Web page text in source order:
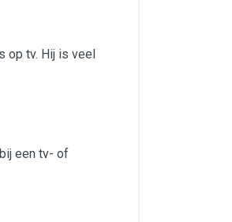
op tv. Hij is veel
een tv- of